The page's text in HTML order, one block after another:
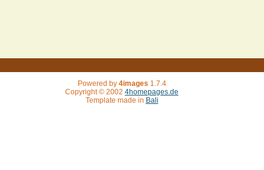
Powered by 4images 1.7.4
Copyright © 2002 4homepages.de
Template made in Bali